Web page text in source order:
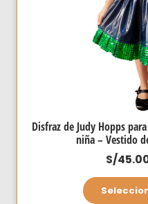
Disfraz de Judy Hopps
niña – Vestido
S/